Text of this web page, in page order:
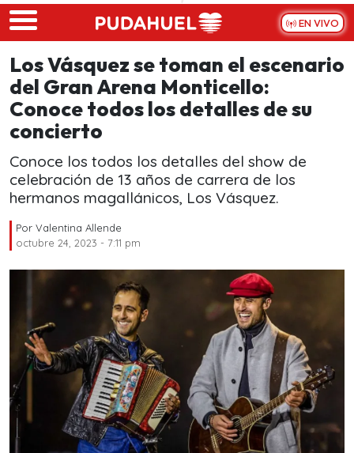
Skip to main content
EN VIVO
Los Vásquez se toman el escenario
del Gran Arena Monticello:
Conoce todos los detalles de su
concierto
Conoce los todos los detalles del show de
celebración de 13 años de carrera de los
hermanos magallánicos, Los Vásquez.
Por Valentina Allende
octubre 24, 2023 - 7:11 pm